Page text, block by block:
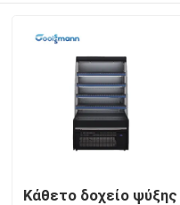
Κάθετο δοχείο ψύξης